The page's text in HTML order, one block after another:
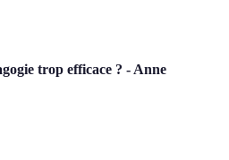
trop efficace ? - Anne